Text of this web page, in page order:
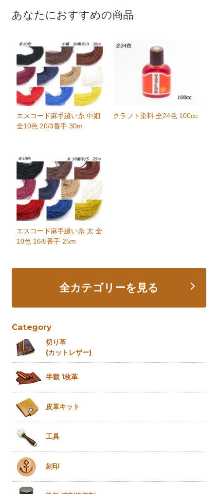
あなたにおすすめの商品
エスコード麻手縫い糸 中細
全10色 20/3番手 30m
クラフト染料 全24色 100cc
エスコード麻手縫い糸 太 全
10色 16/5番手 25m
全カテゴリーを見る
Category
切り革
(カットレザー)
半裁 1枚革
皮革キット
工具
刻印